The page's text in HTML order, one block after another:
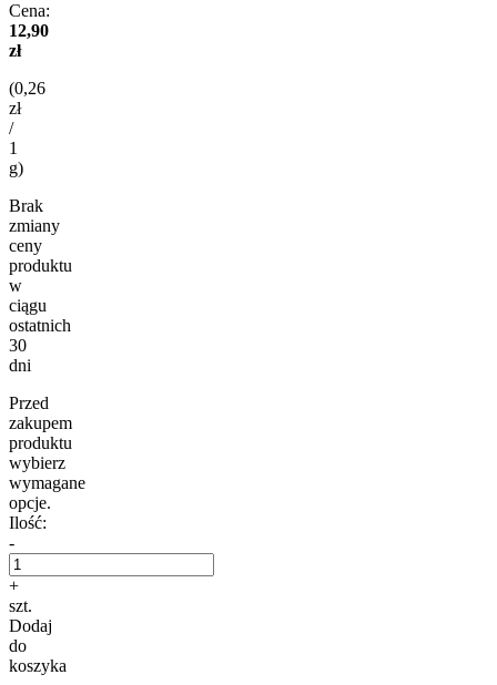
Cena:
12,90
zł
(0,26
zł
/
1
g)
Brak
zmiany
ceny
produktu
w
ciągu
ostatnich
30
dni
Przed
zakupem
produktu
wybierz
wymagane
opcje.
Ilość:
-
+
szt.
Dodaj
do
koszyka